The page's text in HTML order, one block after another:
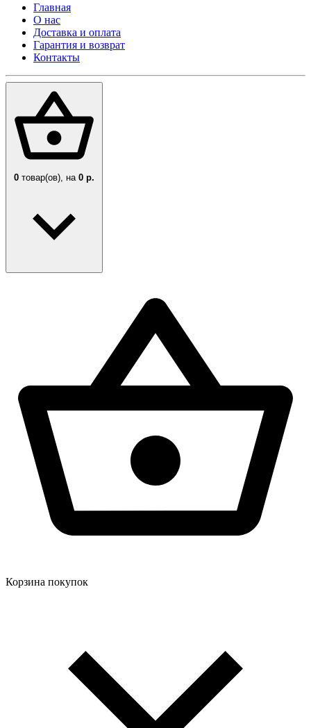
Главная
О нас
Доставка и оплата
Гарантия и возврат
Контакты
0 товар(ов), на 0 р.
Корзина покупок